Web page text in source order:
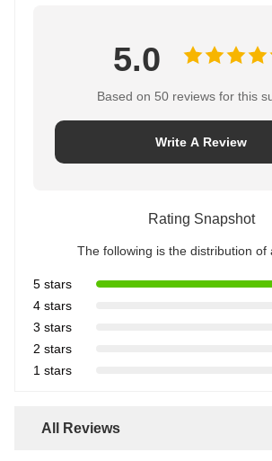
5.0
Based on 50 reviews for this
Write A Review
Rating Snapshot
The following is the distribution of
5 stars
4 stars
3 stars
2 stars
1 stars
All Reviews